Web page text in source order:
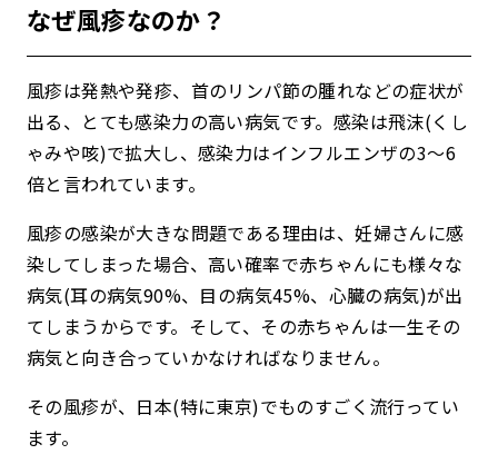
なぜ風疹なのか？
風疹は発熱や発疹、首のリンパ節の腫れなどの症状が
出る、とても感染力の高い病気です。感染は飛沫(くし
ゃみや咳)で拡大し、感染力はインフルエンザの3〜6
倍と言われています。
風疹の感染が大きな問題である理由は、妊婦さんに感
染してしまった場合、高い確率で赤ちゃんにも様々な
病気(耳の病気90%、目の病気45%、心臓の病気)が出
てしまうからです。そして、その赤ちゃんは一生その
病気と向き合っていかなければなりません。
その風疹が、日本(特に東京)でものすごく流行ってい
ます。